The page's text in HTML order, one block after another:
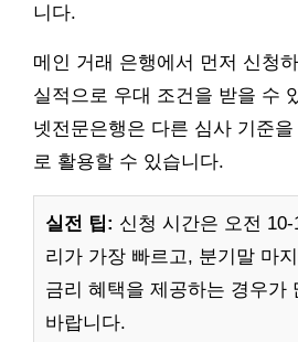
니다.
메인 거래 은행에서 먼저 신청
실적으로 우대 조건을 받을 수
넷전문은행은 다른 심사 기준
로 활용할 수 있습니다.
실전 팁: 신청 시간은 오전
리가 가장 빠르고, 분기말 마
금리 혜택을 제공하는 경우가
바랍니다.